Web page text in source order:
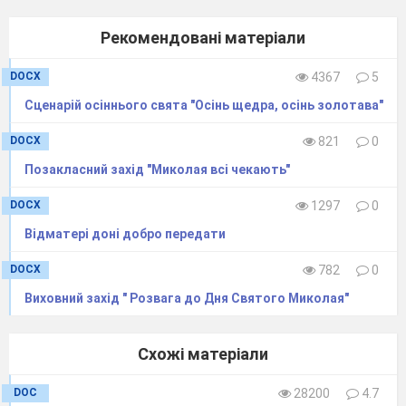
малюнок до казки (малюють всі учасники
команди), а один представник з команди
йому підказують мімікою, жестами інші
учасники команди).
2 команда «Пелюстка і квітка»
3 команда «Що посієш, те й пожнеш»
Учитель
інсценізація казки.
командою, а потім вибрати реквізит до вашої
Рекомендовані матеріали
DOCX 4367
5
Сценарій осіннього свята "Осінь щедра, осінь золотава"
DOCX 821
0
Позакласний захід "Миколая всі чекають"
DOCX 1297
0
Відматері доні добро передати
DOCX 782
0
Виховний захід " Розвага до Дня Святого Миколая"
Схожі матеріали
DOC 28200
4.7